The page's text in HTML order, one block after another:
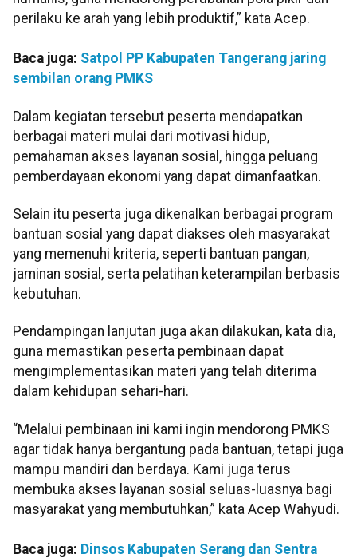
perilaku ke arah yang lebih produktif,” kata Acep.
Baca juga: Satpol PP Kabupaten Tangerang jaring
sembilan orang PMKS
Dalam kegiatan tersebut peserta mendapatkan
berbagai materi mulai dari motivasi hidup,
pemahaman akses layanan sosial, hingga peluang
pemberdayaan ekonomi yang dapat dimanfaatkan.
Selain itu peserta juga dikenalkan berbagai program
bantuan sosial yang dapat diakses oleh masyarakat
yang memenuhi kriteria, seperti bantuan pangan,
jaminan sosial, serta pelatihan keterampilan berbasis
kebutuhan.
Pendampingan lanjutan juga akan dilakukan, kata dia,
guna memastikan peserta pembinaan dapat
mengimplementasikan materi yang telah diterima
dalam kehidupan sehari-hari.
“Melalui pembinaan ini kami ingin mendorong PMKS
agar tidak hanya bergantung pada bantuan, tetapi juga
mampu mandiri dan berdaya. Kami juga terus
membuka akses layanan sosial seluas-luasnya bagi
masyarakat yang membutuhkan,” kata Acep Wahyudi.
Baca juga: Dinsos Kabupaten Serang dan Sentra